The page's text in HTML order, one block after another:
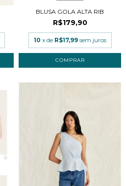
BLUSA GOLA ALTA RIB
R$179,90
10 x de R$17,99 sem juros
COMPRAR